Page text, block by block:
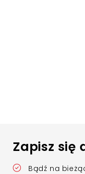
Zapisz się
Bądź na